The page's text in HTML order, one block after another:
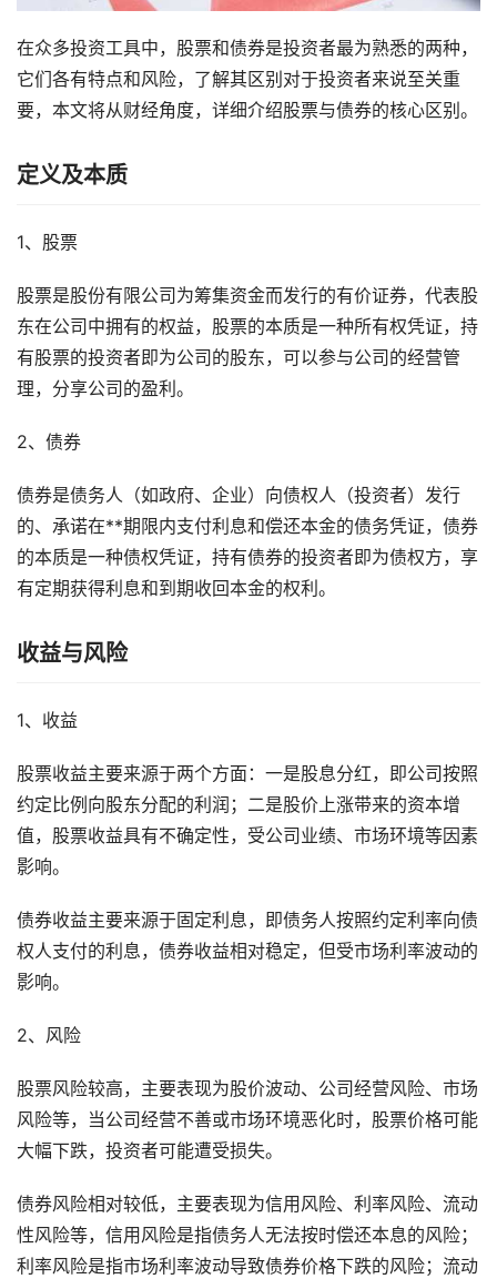
在众多投资工具中，股票和债券是投资者最为熟悉的两种，
它们各有特点和风险，了解其区别对于投资者来说至关重
要，本文将从财经角度，详细介绍股票与债券的核心区别。
定义及本质
1、股票
股票是股份有限公司为筹集资金而发行的有价证券，代表股
东在公司中拥有的权益，股票的本质是一种所有权凭证，持
有股票的投资者即为公司的股东，可以参与公司的经营管
理，分享公司的盈利。
2、债券
债券是债务人（如政府、企业）向债权人（投资者）发行
的、承诺在**期限内支付利息和偿还本金的债务凭证，债券
的本质是一种债权凭证，持有债券的投资者即为债权方，享
有定期获得利息和到期收回本金的权利。
收益与风险
1、收益
股票收益主要来源于两个方面：一是股息分红，即公司按照
约定比例向股东分配的利润；二是股价上涨带来的资本增
值，股票收益具有不确定性，受公司业绩、市场环境等因素
影响。
债券收益主要来源于固定利息，即债务人按照约定利率向债
权人支付的利息，债券收益相对稳定，但受市场利率波动的
影响。
2、风险
股票风险较高，主要表现为股价波动、公司经营风险、市场
风险等，当公司经营不善或市场环境恶化时，股票价格可能
大幅下跌，投资者可能遭受损失。
债券风险相对较低，主要表现为信用风险、利率风险、流动
性风险等，信用风险是指债务人无法按时偿还本息的风险；
利率风险是指市场利率波动导致债券价格下跌的风险；流动